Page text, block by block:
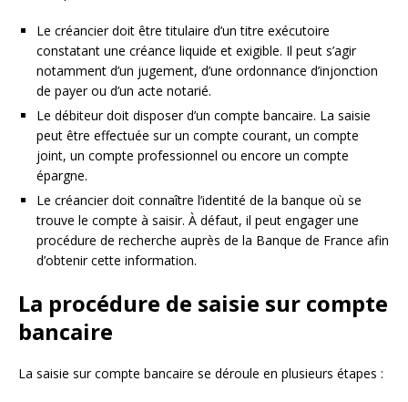
Le créancier doit être titulaire d’un titre exécutoire
constatant une créance liquide et exigible. Il peut s’agir
notamment d’un jugement, d’une ordonnance d’injonction
de payer ou d’un acte notarié.
Le débiteur doit disposer d’un compte bancaire. La saisie
peut être effectuée sur un compte courant, un compte
joint, un compte professionnel ou encore un compte
épargne.
Le créancier doit connaître l’identité de la banque où se
trouve le compte à saisir. À défaut, il peut engager une
procédure de recherche auprès de la Banque de France afin
d’obtenir cette information.
La procédure de saisie sur compte
bancaire
La saisie sur compte bancaire se déroule en plusieurs étapes :